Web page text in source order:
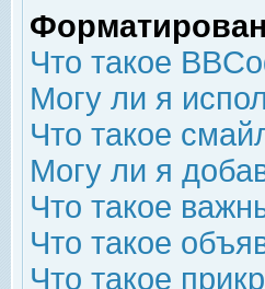
Что такое
Могу ли я
Что такое
Могу ли я
Что такое
Что такое
Что такое